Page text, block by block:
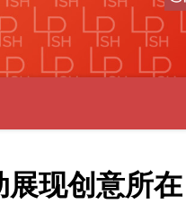
现创意所在